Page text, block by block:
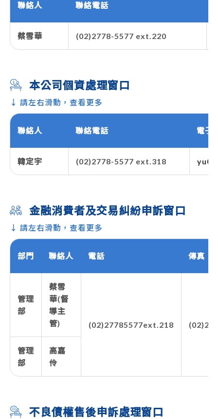
聯絡人 聯絡電話
蔡雪華 (02)2778-5577 ext.220
本公司個資處理窗口
↓ 請左右滑動，查看更多
聯絡人 聯絡電話 電子
韓定宇 (02)2778-5577 ext.318
金融消費者及交易糾紛申訴窗口
↓ 請左右滑動，查看更多
部門 聯絡人 電話 傳真
管理
部
蔡雪
華(督
導主
管)
(02)27785577ext.218
管理
部
高嘉
伶
不良債權售後申訴處理窗口